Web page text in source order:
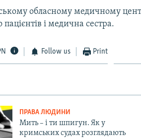
обласному медичному
і медична сестра.
Follow us Print
ПРАВА ЛЮДИНИ
Мить – і ти шпигун. Як у
кримських судах розглядають